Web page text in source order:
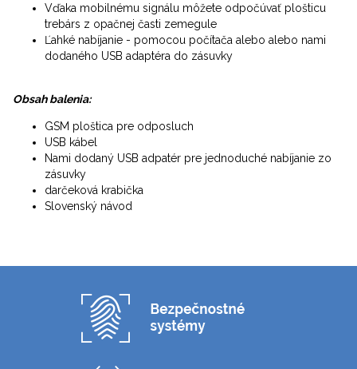
Vďaka mobilnému signálu môžete odpočúvať plošticu
trebárs z opačnej časti zemegule
Ľahké nabíjanie - pomocou počítača alebo alebo nami
dodaného USB adaptéra do zásuvky
Obsah balenia:
GSM ploštica pre odposluch
USB kábel
Nami dodaný USB adpatér pre jednoduché nabíjanie zo
zásuvky
darčeková krabička
Slovenský návod